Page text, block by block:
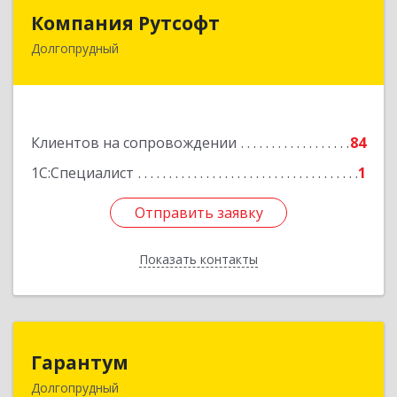
Компания Рутсофт
Долгопрудный
Клиентов на сопровождении
84
1С:Специалист
1
Отправить заявку
Показать контакты
Компания Рутсофт
141700, Московская обл, Долгопрудный г,
Отправить заявку
Назад
Гарантум
Долгопрудный141707, Московская обл, Долгопрудный г,